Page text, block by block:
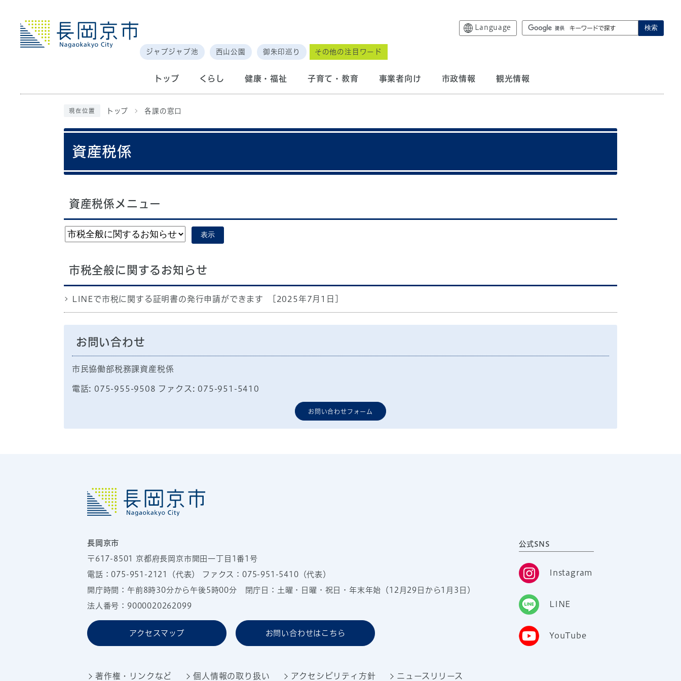
Language 検索
ジャブジャブ池 西山公園 御朱印巡り その他の注目ワード
トップ くらし 健康・福祉 子育て・教育 事業者向け 市政情報 観光情報
現在位置 トップ 各課の窓口
資産税係
資産税係メニュー
表示
市税全般に関するお知らせ
LINEで市税に関する証明書の発行申請ができます [2025年7月1日]
お問い合わせ
市民協働部税務課資産税係
電話: 075-955-9508 ファクス: 075-951-5410
お問い合わせフォーム
長岡京市
〒617-8501 京都府長岡京市開田一丁目1番1号
電話：075-951-2121 （代表） ファクス：075-951-5410（代表）
開庁時間：午前8時30分から午後5時00分 閉庁日：土曜・日曜・祝日・年末年始（12月29日から1月3日）
法人番号：9000020262099
アクセスマップ お問い合わせはこちら
公式SNS
Instagram
LINE
YouTube
著作権・リンクなど 個人情報の取り扱い アクセシビリティ方針 ニュースリリース